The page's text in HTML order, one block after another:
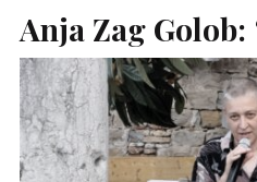
Anja Zag Golob: